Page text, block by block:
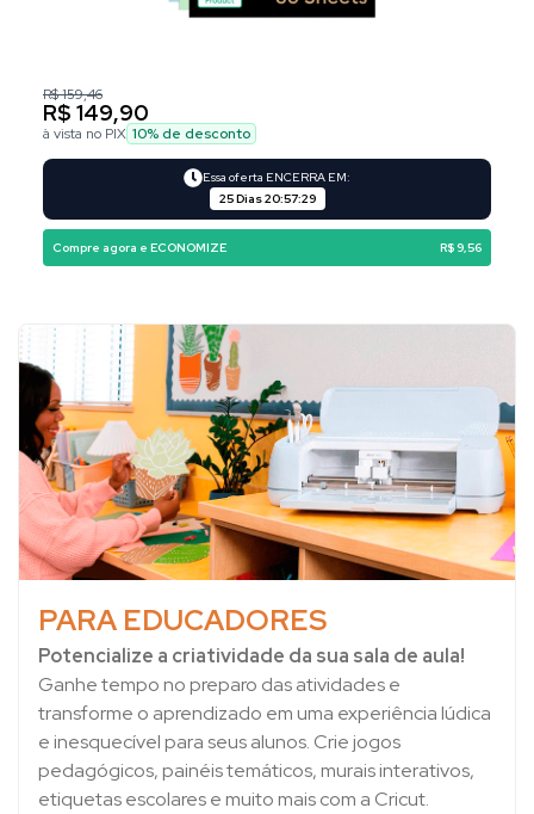
R$ 159,46
R$ 149,90
à vista no PIX 10% de desconto
Essa oferta ENCERRA EM:
25 Dias20:57:29
Compre agora e ECONOMIZE R$ 9,56
PARA EDUCADORES
Potencialize a criatividade da sua sala de aula!
Ganhe tempo no preparo das atividades e
transforme o aprendizado em uma experiência lúdica
e inesquecível para seus alunos. Crie jogos
pedagógicos, painéis temáticos, murais interativos,
etiquetas escolares e muito mais com a Cricut.